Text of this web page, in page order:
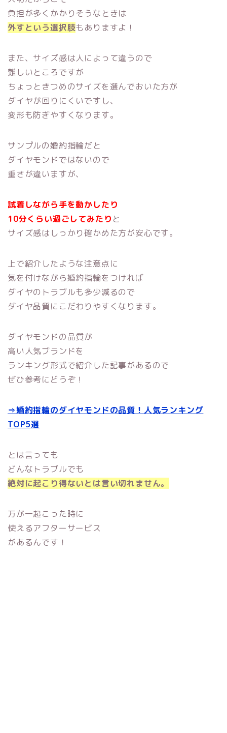
負担が多くかかりそうなときは
外すという選択肢もありますよ！
また、サイズ感は人によって違うので
難しいところですが
ちょっときつめのサイズを選んでおいた方が
ダイヤが回りにくいですし、
変形も防ぎやすくなります。
サンプルの婚約指輪だと
ダイヤモンドではないので
重さが違いますが、
試着しながら手を動かしたり
10分くらい過ごしてみたり と
サイズ感はしっかり確かめた方が安心です。
上で紹介したような注意点に
気を付けながら婚約指輪をつければ
ダイヤのトラブルも多少減るので
ダイヤ品質にこだわりやすくなります。
ダイヤモンドの品質が
高い人気ブランドを
ランキング形式で紹介した記事があるので
ぜひ参考にどうぞ！
⇒婚約指輪のダイヤモンドの品質！人気ランキング
TOP5選
とは言っても
どんなトラブルでも
絶対に起こり得ないとは言い切れません。
万が一起こった時に
使えるアフターサービス
があるんです！